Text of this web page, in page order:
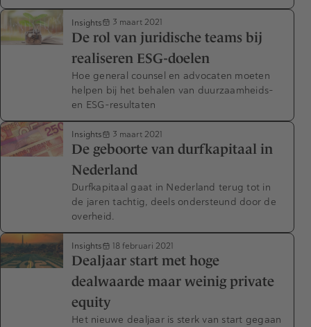
Insights 3 maart 2021
De rol van juridische teams bij
realiseren ESG-doelen
Hoe general counsel en advocaten moeten
helpen bij het behalen van duurzaamheids-
en ESG-resultaten
Insights 3 maart 2021
De geboorte van durfkapitaal in
Nederland
Durfkapitaal gaat in Nederland terug tot in
de jaren tachtig, deels ondersteund door de
overheid.
Insights 18 februari 2021
Dealjaar start met hoge
dealwaarde maar weinig private
equity
Het nieuwe dealjaar is sterk van start gegaan